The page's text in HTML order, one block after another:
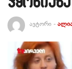
ავტორი -